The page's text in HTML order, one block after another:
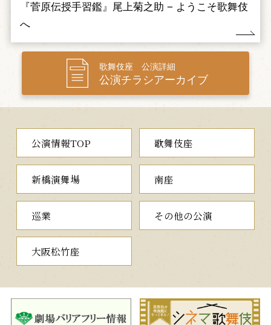
身。菅丞相が自ら手本を示すと源蔵は見事に清書し、伝授の一巻
を与えられます。内裏からの急な呼び出しに、正装した菅丞相で
すが、冠が落ち不吉な予兆をもたらします。源蔵夫婦は菅丞相の
一子菅秀才を託され、落ち延びていくのでした。
名残を惜しむ太宰府への旅立ち
藤原時平の陰謀で、太宰府に流罪となった菅丞相は、船出を待
ま）われていました。時平の命を受けた土師兵衛、太郎親子によ
る暗殺の危機に直面した菅丞相は、自らが彫った木像の不思議な
力によって難を逃れ、姫との名残を惜しみながら太宰府へと向か
うのでした。
夜の部
通し狂言菅原伝授手習鑑（すがわらでんじゅてならいかが
み）
様式美あふれる三つ子の争い
菅丞相の舎人梅王丸と斎世親王の舎人桜丸は、互いの主人を追
い落とした藤原時平への恨みを晴らそうと、時平の乗る牛車に立
『菅原伝授手習鑑』尾上菊之助 − ようこそ歌舞伎
へ
歌舞伎座 公演詳細
公演チラシアーカイブ
公演情報TOP 歌舞伎座
新橋演舞場 南座
巡業 その他の公演
大阪松竹座